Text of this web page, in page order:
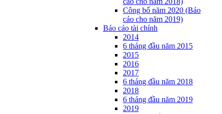
Công bố năm 2020 (Báo
cáo cho năm 2019)
Báo cáo tài chính
2014
6 tháng đầu năm 2015
2015
2016
2017
6 tháng đầu năm 2018
2018
6 tháng đầu năm 2019
2019